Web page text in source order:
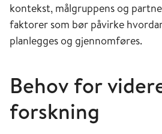
kontekst, målgruppens og
faktorer som bør påvirke
planlegges og gjennomføres.
Behov for
forskning